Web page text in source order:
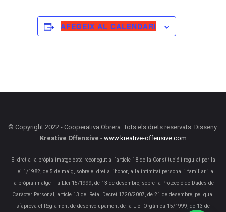
AFEGEIX AL CALENDARI
© Copyright 2022 - Cooperativa Obrera. Tots els drets reservats. Disseny:
Kreative Offensive -www.kreative-offensive.com
El dret a la pròpia imatge està reconegut a l´article 18 de la Constitució i regulat per la
Llei 1/1982, de 5 de maig, sobre el dret a l´honor, a la intimitat personal i familiar i a
la pròpia imatge i la Llei 15/1999, de 13 de desembre, sobre la Protecció de Dades de
Caràcter Personal, article 13 del Reial Decret 1720/2007, de 21 de desembre, pel qual
s´aprova el Reglament de desenvolupament de la Llei Orgànica 15/1999, de 13 de